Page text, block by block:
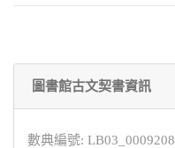
圖書館古文契書資訊
數典編號: LB03_0009208